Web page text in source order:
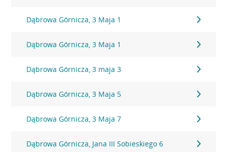
Dąbrowa Górnicza, 3 Maja 1
Dąbrowa Górnicza, 3 Maja 1
Dąbrowa Górnicza, 3 maja 3
Dąbrowa Górnicza, 3 Maja 5
Dąbrowa Górnicza, 3 Maja 7
Dąbrowa Górnicza, Jana III Sobieskiego 6